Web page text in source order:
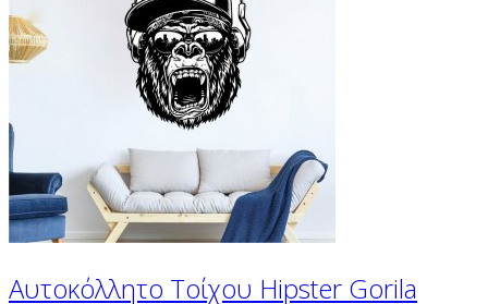
Αυτοκόλλητο Τοίχου Hipster Gorila